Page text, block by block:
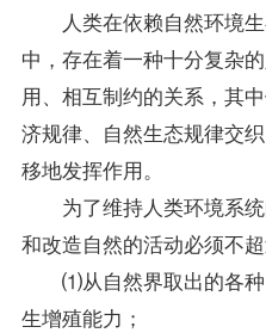
人类在依赖自然环境生
中，存在着一种十分复杂
用、相互制约的关系，其
济规律、自然生态规律交
移地发挥作用。
为了维持人类环境系统
和改造自然的活动必须不
⑴从自然界取出的各种
生增殖能力；